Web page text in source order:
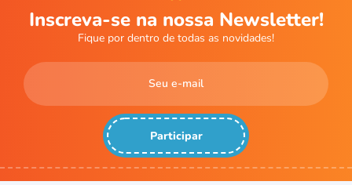
Inscreva-se na nossa Newsletter!
Fique por dentro de todas as novidades!
Participar